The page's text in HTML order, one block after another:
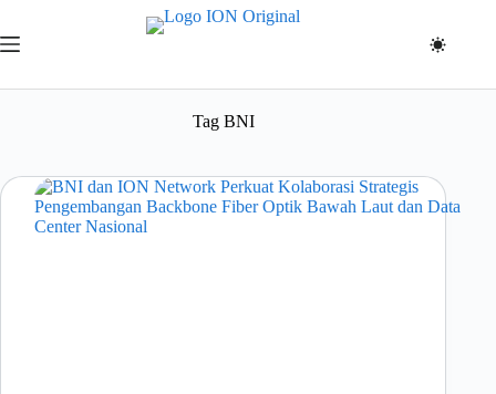
content
TagBNI